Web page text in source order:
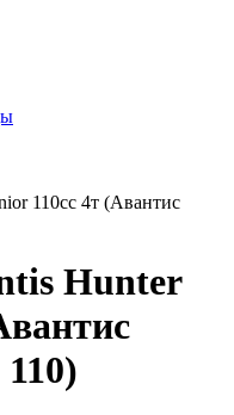
110сс 4т (Авантис
Hunter